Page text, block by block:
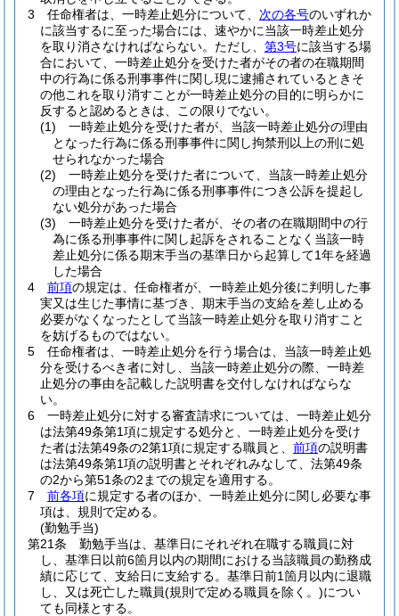
3
任命権者は、一時差止処分について、 次の各号のいずれか
に該当するに至った場合には、速やかに当該一時差止処分
を取り消さなければならない。 ただし、 第3号に該当する場
合において、一時差止処分を受けた者がその者の在職期間
中の行為に係る刑事事件に関し現に逮捕されているときそ
の他これを取り消すことが一時差止処分の目的に明らかに
反すると認めるときは、この限りでない。
(1)
一時差止処分を受けた者が、当該一時差止処分の理由
となった行為に係る刑事事件に関し拘禁刑以上の刑に処
せられなかった場合
(2)
一時差止処分を受けた者について、当該一時差止処分
の理由となった行為に係る刑事事件につき公訴を提起し
ない処分があった場合
(3)
一時差止処分を受けた者が、その者の在職期間中の行
為に係る刑事事件に関し起訴をされることなく当該一時
差止処分に係る期末手当の基準日から起算して1年を経過
した場合
4
前項の規定は、任命権者が、一時差止処分後に判明した事
実又は生じた事情に基づき、期末手当の支給を差し止める
必要がなくなったとして当該一時差止処分を取り消すこと
を妨げるものではない。
5
任命権者は、一時差止処分を行う場合は、当該一時差止処
分を受けるべき者に対し、当該一時差止処分の際、一時差
止処分の事由を記載した説明書を交付しなければならな
い。
6
一時差止処分に対する審査請求については、一時差止処分
は法第49条第1項に規定する処分と、一時差止処分を受け
た者は法第49条の2第1項に規定する職員と、 前項の説明書
は法第49条第1項の説明書とそれぞれみなして、法第49条
の2から第51条の2までの規定を適用する。
7
前各項に規定する者のほか、一時差止処分に関し必要な事
項は、規則で定める。
(勤勉手当)
第21条
勤勉手当は、基準日にそれぞれ在職する職員に対
し、基準日以前6箇月以内の期間における当該職員の勤務成
績に応じて、支給日に支給する。 基準日前1箇月以内に退職
し、又は死亡した職員(規則で定める職員を除く。)につい
ても同様とする。